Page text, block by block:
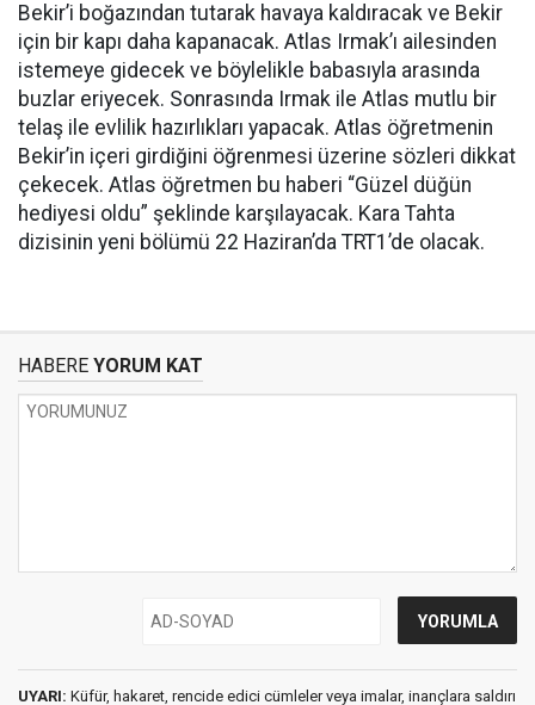
Bekir’i boğazından tutarak havaya kaldıracak ve Bekir
için bir kapı daha kapanacak. Atlas Irmak’ı ailesinden
istemeye gidecek ve böylelikle babasıyla arasında
buzlar eriyecek. Sonrasında Irmak ile Atlas mutlu bir
telaş ile evlilik hazırlıkları yapacak. Atlas öğretmenin
Bekir’in içeri girdiğini öğrenmesi üzerine sözleri dikkat
çekecek. Atlas öğretmen bu haberi “Güzel düğün
hediyesi oldu” şeklinde karşılayacak. Kara Tahta
dizisinin yeni bölümü 22 Haziran’da TRT1’de olacak.
HABERE YORUM KAT
UYARI: Küfür, hakaret, rencide edici cümleler veya imalar, inançlara saldırı